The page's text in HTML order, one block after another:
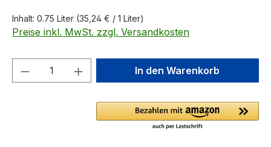
Inhalt: 0.75 Liter (35,24 € / 1 Liter)
Preise inkl. MwSt. zzgl. Versandkosten
Produkt Anzahl: Gib denIn den Warenkorb